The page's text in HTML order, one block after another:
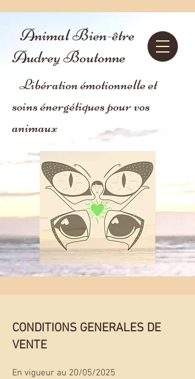
Animal Bien-être
Audrey Boutonne
Libération émotionnelle et
soins énergétiques pour vos
animaux
CONDITIONS GENERALES DE
VENTE
En vigueur au 20/05/2025